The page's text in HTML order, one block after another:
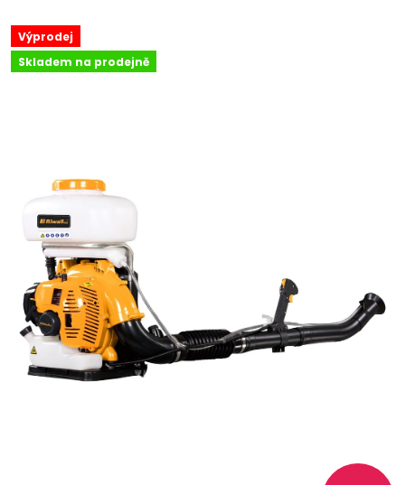
Výprodej
Skladem na prodejně